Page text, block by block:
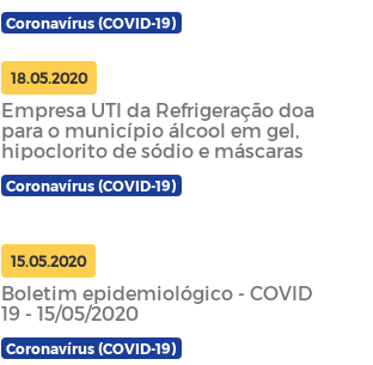
Coronavírus (COVID-19)
18.05.2020
Empresa UTI da Refrigeração doa
para o município álcool em gel,
hipoclorito de sódio e máscaras
Coronavírus (COVID-19)
15.05.2020
Boletim epidemiológico - COVID
19 - 15/05/2020
Coronavírus (COVID-19)